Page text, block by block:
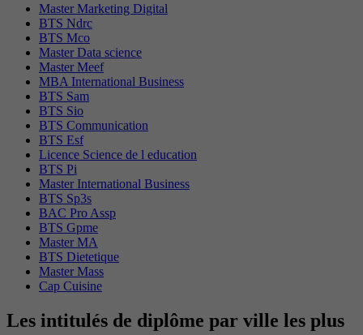
Master Marketing Digital
BTS Ndrc
BTS Mco
Master Data science
Master Meef
MBA International Business
BTS Sam
BTS Sio
BTS Communication
BTS Esf
Licence Science de l education
BTS Pi
Master International Business
BTS Sp3s
BAC Pro Assp
BTS Gpme
Master MA
BTS Dietetique
Master Mass
Cap Cuisine
Les intitulés de diplôme par ville les plus